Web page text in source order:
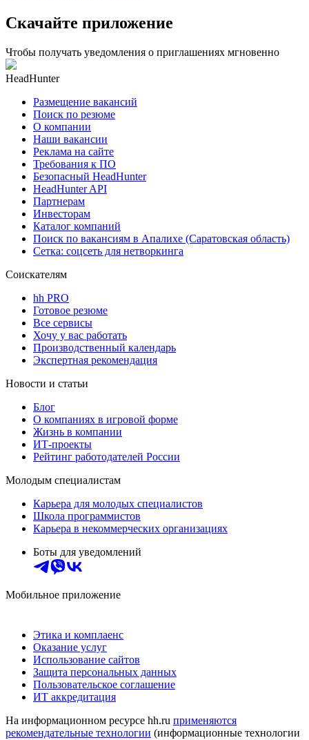
Скачайте приложение
Чтобы получать уведомления о приглашениях мгновенно
HeadHunter
Размещение вакансий
Поиск по резюме
О компании
Наши вакансии
Реклама на сайте
Требования к ПО
Безопасный HeadHunter
HeadHunter API
Партнерам
Инвесторам
Каталог компаний
Поиск по вакансиям в Апалихе (Саратовская область)
Сетка: соцсеть для нетворкинга
Соискателям
hh PRO
Готовое резюме
Все сервисы
Хочу у вас работать
Производственный календарь
Экспертная рекомендация
Новости и статьи
Блог
О компаниях в игровой форме
Жизнь в компании
ИТ-проекты
Рейтинг работодателей России
Молодым специалистам
Карьера для молодых специалистов
Школа программистов
Карьера в некоммерческих организациях
Боты для уведомлений
Мобильное приложение
Этика и комплаенс
Оказание услуг
Использование сайтов
Защита персональных данных
Пользовательское соглашение
ИТ аккредитация
На информационном ресурсе hh.ru применяются
рекомендательные технологии (информационные технологии